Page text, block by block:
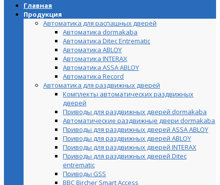
Главная
Продукция
Автоматика для распашных дверей
Автоматика dormakaba
Автоматика Ditec Entrematic
Автоматика ABLOY
Автоматика INTERAX
Автоматика ASSA ABLOY
Автоматика Record
Автоматика для раздвижных дверей
Комплекты автоматических раздвижных
дверей
Приводы для раздвижных дверей dormakaba
Автоматические раздвижные двери dormakaba
Приводы для раздвижных дверей ASSA ABLOY
Приводы для раздвижных дверей ABLOY
Приводы для раздвижных дверей INTERAX
Приводы для раздвижных дверей Ditec
entrematic
Приводы GSS
BBC Bircher Smart Access